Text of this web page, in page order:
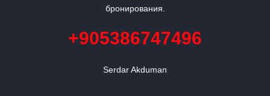
бронирования.
+905386747496
Serdar Akduman